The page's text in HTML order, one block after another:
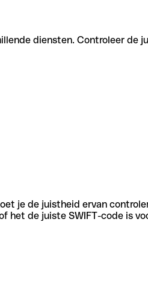
diensten. Controleer de
je de juistheid ervan
het de juiste SWIFT-code is